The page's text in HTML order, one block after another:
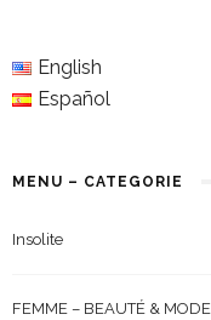
English
Español
MENU – CATEGORIE
Insolite
FEMME – BEAUTÉ & MODE